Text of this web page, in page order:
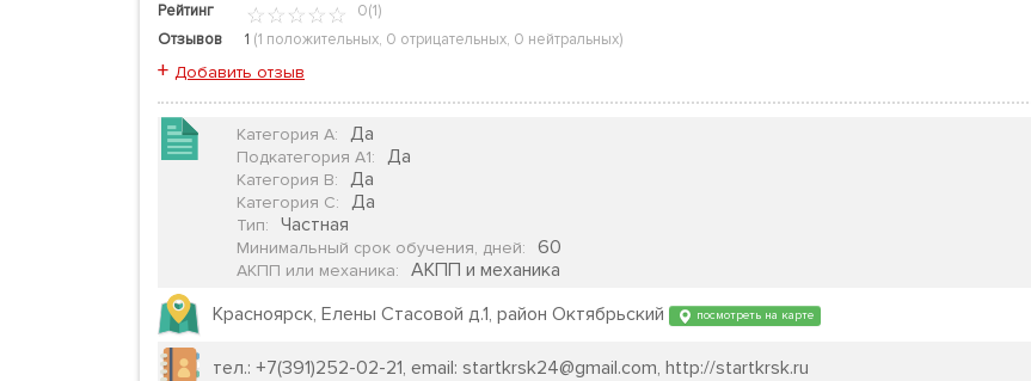
Рейтинг
0(1)
Отзывов
1 (1 положительных, 0 отрицательных, 0 нейтральных)
+ Добавить отзыв
Категория А: Да
Подкатегория А1: Да
Категория B: Да
Категория C: Да
Тип: Частная
Минимальный срок обучения, дней: 60
АКПП или механика:
АКПП и механика
Красноярск, Елены Стасовой д.1, район Октябрьский
посмотреть на карте
тел.: +7(391)252-02-21, email: startkrsk24@gmail.com, http://startkrsk.ru